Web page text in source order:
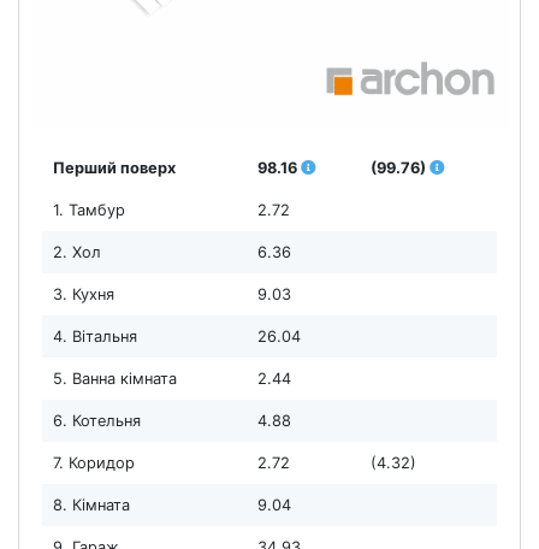
Перший поверх 98.16 (99.76)
1. Тамбур 2.72
2. Хол 6.36
3. Кухня 9.03
4. Вітальня 26.04
5. Ванна кімната 2.44
6. Котельня 4.88
7. Коридор 2.72 (4.32)
8. Кімната 9.04